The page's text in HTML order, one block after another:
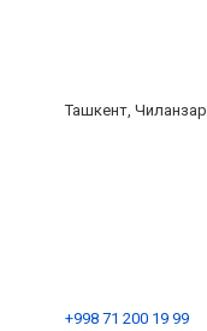
Ташкент, Чиланзар
+998 71 200 19 99